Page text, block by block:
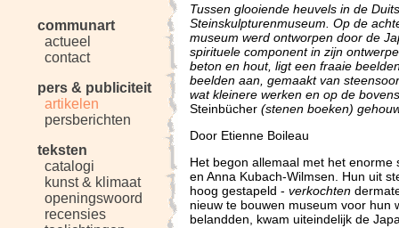
communart
actueel
contact
pers & publiciteit
artikelen
persberichten
teksten
catalogi
kunst & klimaat
openingswoord
recensies
Tussen glooiende heuvels in de
Steinskulpturenmuseum. Op de
museum werd ontworpen door de
spirituele component in zijn
beton en hout, ligt een fraaie
beelden aan, gemaakt van
wat kleinere werken en op de
Steinbücher (stenen boeken)
Door Etienne Boileau
Het begon allemaal met het
en Anna Kubach-Wilmsen. Hun uit
hoog gestapeld - verkochten
nieuw te bouwen museum voor hun
belandden, kwam uiteindelijk de